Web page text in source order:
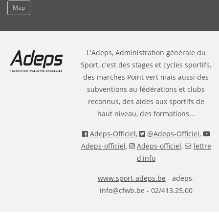
Map
L'Adeps, Administration générale du
Sport, c'est des stages et cycles sportifs,
des marches Point vert mais aussi des
subventions au fédérations et clubs
reconnus, des aides aux sportifs de
haut niveau, des formations...
Adeps-Officiel, @Adeps-Officiel,
Adeps-officiel, Adeps-officiel,
lettre
d'info
www.sport-adeps.be - adeps-
info@cfwb.be - 02/413.25.00